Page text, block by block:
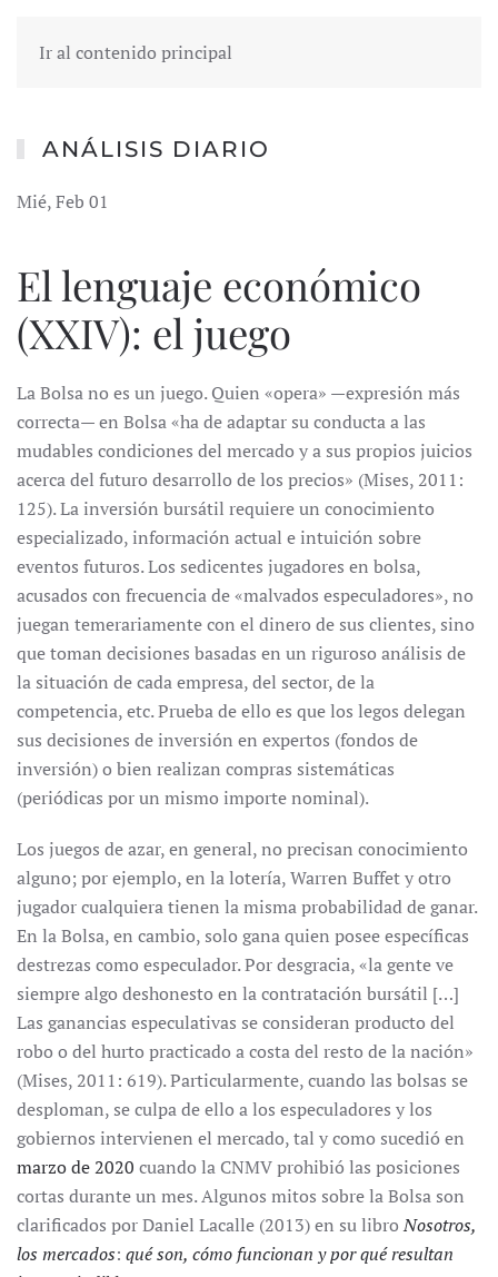
Ir al contenido principal
ANÁLISIS DIARIO
Mié, Feb 01
El lenguaje económico
(XXIV): el juego
La Bolsa no es un juego. Quien «opera» —expresión más
correcta— en Bolsa «ha de adaptar su conducta a las
mudables condiciones del mercado y a sus propios juicios
acerca del futuro desarrollo de los precios» (Mises, 2011:
125). La inversión bursátil requiere un conocimiento
especializado, información actual e intuición sobre
eventos futuros. Los sedicentes jugadores en bolsa,
acusados con frecuencia de «malvados especuladores», no
juegan temerariamente con el dinero de sus clientes, sino
que toman decisiones basadas en un riguroso análisis de
la situación de cada empresa, del sector, de la
competencia, etc. Prueba de ello es que los legos delegan
sus decisiones de inversión en expertos (fondos de
inversión) o bien realizan compras sistemáticas
(periódicas por un mismo importe nominal).
Los juegos de azar, en general, no precisan conocimiento
alguno; por ejemplo, en la lotería, Warren Buffet y otro
jugador cualquiera tienen la misma probabilidad de ganar.
En la Bolsa, en cambio, solo gana quien posee específicas
destrezas como especulador. Por desgracia, «la gente ve
siempre algo deshonesto en la contratación bursátil […]
Las ganancias especulativas se consideran producto del
robo o del hurto practicado a costa del resto de la nación»
(Mises, 2011: 619). Particularmente, cuando las bolsas se
desploman, se culpa de ello a los especuladores y los
gobiernos intervienen el mercado, tal y como sucedió en
marzo de 2020 cuando la CNMV prohibió las posiciones
cortas durante un mes. Algunos mitos sobre la Bolsa son
clarificados por Daniel Lacalle (2013) en su libroNosotros,
los mercados: qué son, cómo funcionan y por qué resultan